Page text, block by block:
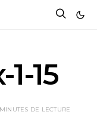
15
DE LECTURE